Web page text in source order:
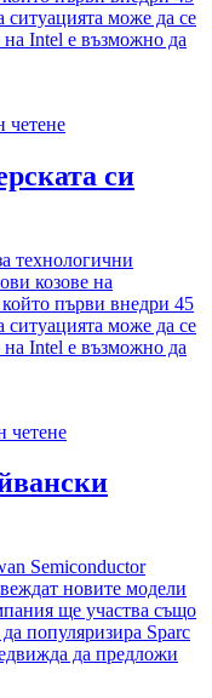
ситуацията може да се
Intel е възможно да
четене
си
технологични
козове на
първи внедри 45
ситуацията може да се
Intel е възможно да
четене
Semiconductor
новите модели
ще участва също
популяризира Sparc
да предложи